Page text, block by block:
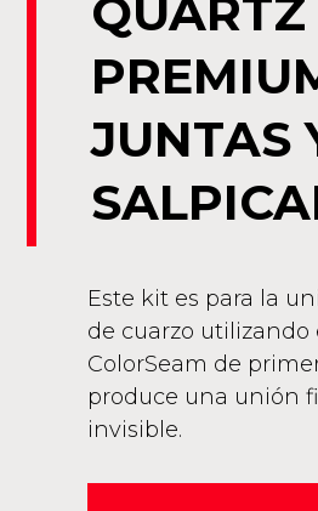
QUARTZ
JUNTAS
Este kit es para la
de cuarzo utilizando
ColorSeam de
produce una unión
invisible.